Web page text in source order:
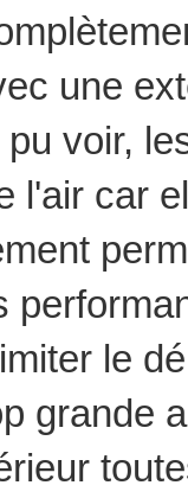
une
voir,
l'air car
le
grande